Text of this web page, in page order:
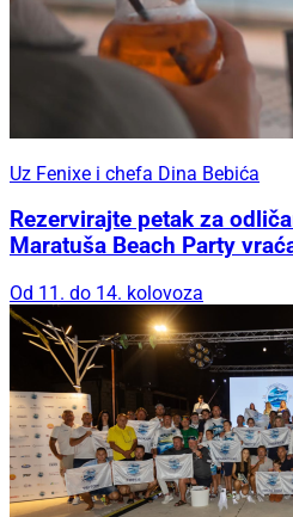
Uz Fenixe i chefa Dina Bebića
Rezervirajte petak za
Maratuša Beach Party
Od 11. do 14. kolovoza